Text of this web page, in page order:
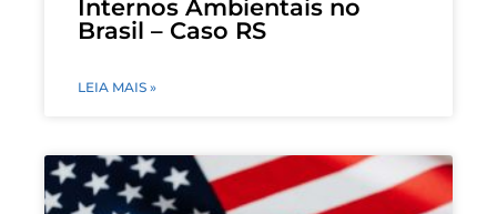
Internos Ambientais no
Brasil – Caso RS
LEIA MAIS »